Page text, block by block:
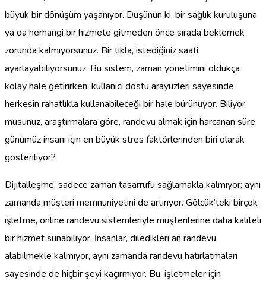
büyük bir dönüşüm yaşanıyor. Düşünün ki, bir sağlık kuruluşuna
ya da herhangi bir hizmete gitmeden önce sırada beklemek
zorunda kalmıyorsunuz. Bir tıkla, istediğiniz saati
ayarlayabiliyorsunuz. Bu sistem, zaman yönetimini oldukça
kolay hale getirirken, kullanıcı dostu arayüzleri sayesinde
herkesin rahatlıkla kullanabileceği bir hale bürünüyor. Biliyor
musunuz, araştırmalara göre, randevu almak için harcanan süre,
günümüz insanı için en büyük stres faktörlerinden biri olarak
gösteriliyor?
Dijitalleşme, sadece zaman tasarrufu sağlamakla kalmıyor; aynı
zamanda müşteri memnuniyetini de artırıyor. Gölcük’teki birçok
işletme, online randevu sistemleriyle müşterilerine daha kaliteli
bir hizmet sunabiliyor. İnsanlar, diledikleri an randevu
alabilmekle kalmıyor, aynı zamanda randevu hatırlatmaları
sayesinde de hiçbir şeyi kaçırmıyor. Bu, işletmeler için